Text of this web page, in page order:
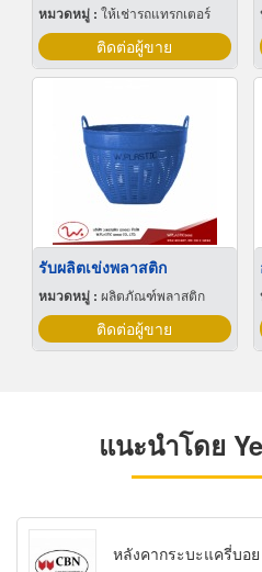
หมวดหมู่ : ให้เช่ารถแทรกเตอร์
ติดต่อผู้ขาย
รับผลิตเข่งพลาสติก
หมวดหมู่ : ผลิตภัณฑ์พลาสติก
ติดต่อผู้ขาย
แนะนำโดย
หลังคากระบะแครี่บอย